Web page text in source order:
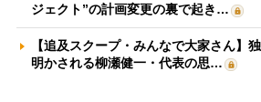
ジェクト”の計画変更の裏で起き…
【追及スクープ・みんなで大家さん】
明かされる柳瀬健一・代表の思…